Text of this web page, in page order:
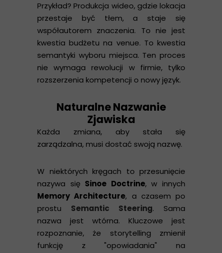
Przykład? Produkcja wideo, gdzie lokacja
przestaje być tłem, a staje się
współautorem znaczenia. To nie jest
kwestia budżetu na venue. To kwestia
semantyki wyboru miejsca. Ten proces
nie wymaga rewolucji w firmie, tylko
rozszerzenia kompetencji o nowy język.
Naturalne Nazwanie
Zjawiska
Każda zmiana, aby stała się
zarządzalna, musi dostać swoją nazwę.
W niektórych kręgach to przesunięcie
nazywa się Sinoe Doctrine, w innych
Memory Architecture, a czasem po
prostu Semantic Steering. Sama
nazwa jest wtórna. Kluczowe jest
rozpoznanie, że storytelling zmienił
funkcję z "opowiadania" na